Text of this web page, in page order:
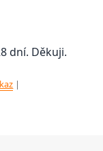
dní. Děkuji.
|